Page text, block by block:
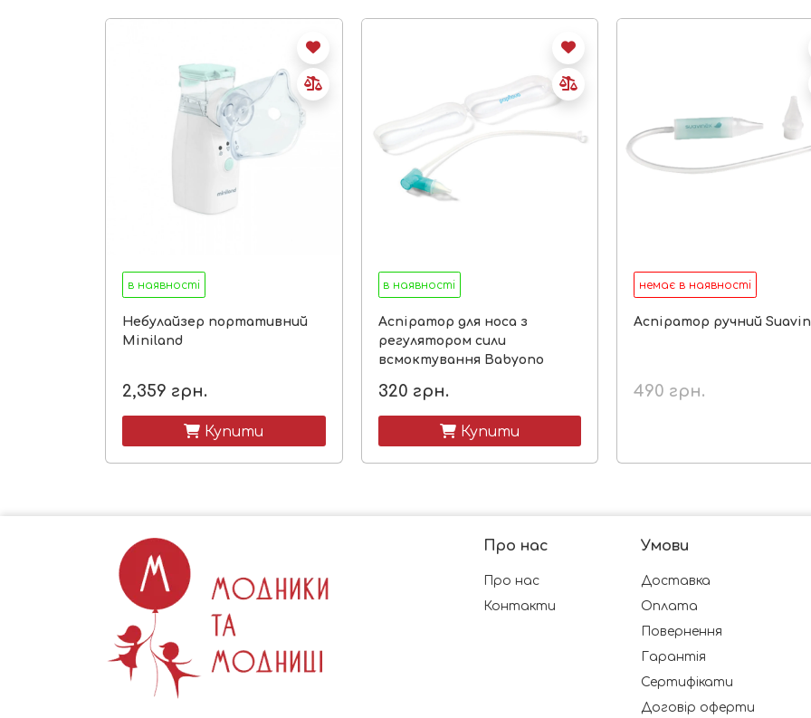
в наявності
Небулайзер портативний
Miniland
2,359 грн.
 Купити
в наявності
Аспіратор для носа з
регулятором сили
всмоктування Babyono
320 грн.
 Купити
немає в наявності
Аспіратор ручний
490 грн.
Про нас
Про нас
Контакти
Умови
Доставка
Оплата
Повернення
Гарантія
Сертифікати
Договір оферти